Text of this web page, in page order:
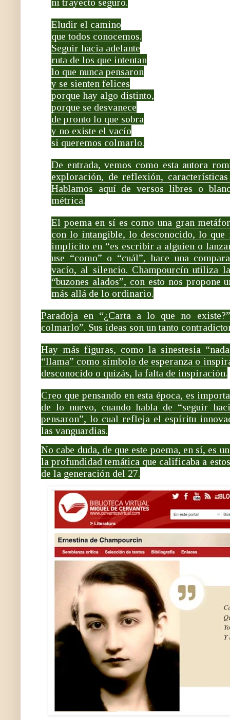
ni trayecto seguro.
Eludir el camino
que todos conocemos.
Seguir hacia adelante
ruta de los que intentan
lo que nunca pensaron
y se sienten felices
porque hay algo distinto,
porque se desvanece
de pronto lo que sobra
y no existe el vacío
si queremos colmarlo.
De entrada, vemos como esta autora
exploración, de reflexión,
Hablamos aquí de versos libres o
métrica.
El poema en sí es como una gran
con lo intangible, lo desconocido, lo
implícito en “es escribir a alguien o
use “como” o “cuál”, hace una
vacío, al silencio. Champourcín utiliza
“buzones alados”, con esto nos propone
más allá de lo ordinario.
Paradoja en “¿Carta a lo que no
colmarlo”. Sus ideas son un tanto
Hay más figuras, como la sinestesia
“llama” como símbolo de esperanza o
desconocido o quizás, la falta de inspiración.
Creo que pensando en esta época, es
de lo nuevo, cuando habla de “seguir
pensaron”, lo cual refleja el espíritu
las vanguardias.
No cabe duda, de que este poema, en sí, es
la profundidad temática que calificaba a
de la generación del 27.